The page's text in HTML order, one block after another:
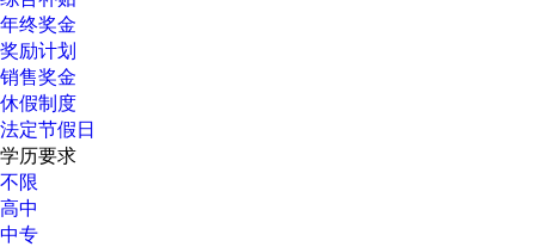
年终奖金
奖励计划
销售奖金
休假制度
法定节假日
学历要求
不限
高中
中专